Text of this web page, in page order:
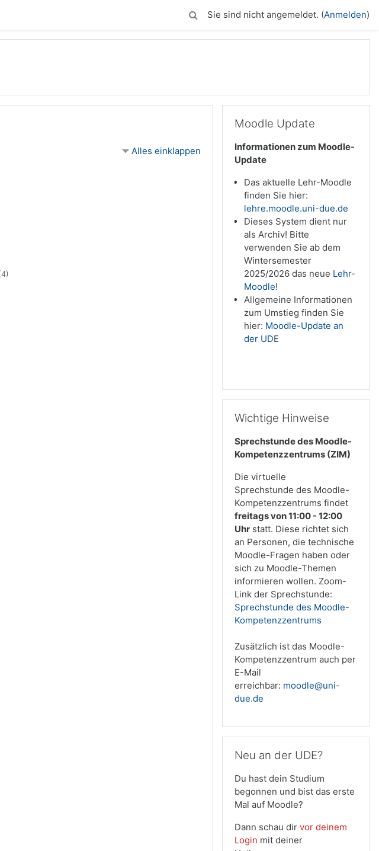
Sie sind nicht angemeldet. (Anmelden)
Alles einklappen
Moodle Update
Informationen zum Moodle-
Update
Das aktuelle Lehr-Moodle
finden Sie hier:
lehre.moodle.uni-due.de
Dieses System dient nur
als Archiv! Bitte
verwenden Sie ab dem
Wintersemester
2025/2026 das neue Lehr-
Moodle!
Allgemeine Informationen
zum Umstieg finden Sie
hier: Moodle-Update an
der UDE
Wichtige Hinweise
Sprechstunde des Moodle-
Kompetenzzentrums (ZIM)
Die virtuelle
Sprechstunde des Moodle-
Kompetenzzentrums findet
freitags von 11:00 - 12:00
Uhr statt. Diese richtet sich
an Personen, die technische
Moodle-Fragen haben oder
sich zu Moodle-Themen
informieren wollen. Zoom-
Link der Sprechstunde:
Sprechstunde des Moodle-
Kompetenzzentrums
Zusätzlich ist das Moodle-
Kompetenzzentrum auch per
E-Mail
erreichbar: moodle@uni-
due.de
Neu an der UDE?
Du hast dein Studium
begonnen und bist das erste
Mal auf Moodle?
Dann schau dir vor deinem
Login mit deiner